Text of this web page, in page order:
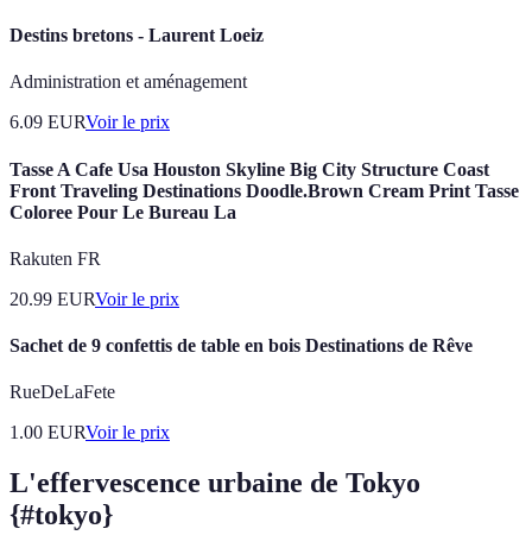
Destins bretons - Laurent Loeiz
Administration et aménagement
6.09 EURVoir le prix
Tasse A Cafe Usa Houston Skyline Big City Structure Coast
Front Traveling Destinations Doodle.Brown Cream Print Tasse
Coloree Pour Le Bureau La
Rakuten FR
20.99 EURVoir le prix
Sachet de 9 confettis de table en bois Destinations de Rêve
RueDeLaFete
1.00 EURVoir le prix
L'effervescence urbaine de Tokyo
{#tokyo}